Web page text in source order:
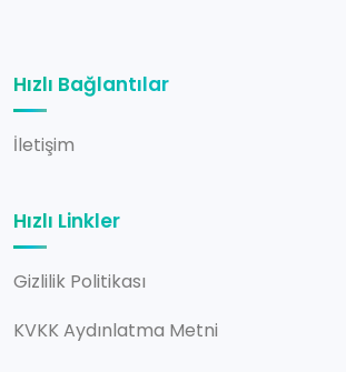
Hızlı Bağlantılar
İletişim
Hızlı Linkler
Gizlilik Politikası
KVKK Aydınlatma Metni